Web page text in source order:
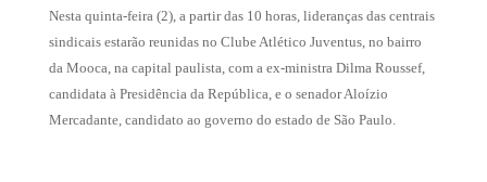
Nesta quinta-feira (2), a partir das 10 horas, lideranças das centrais
sindicais estarão reunidas no Clube Atlético Juventus, no bairro
da Mooca, na capital paulista, com a ex-ministra Dilma Roussef,
candidata à Presidência da República, e o senador Aloízio
Mercadante, candidato ao governo do estado de São Paulo.